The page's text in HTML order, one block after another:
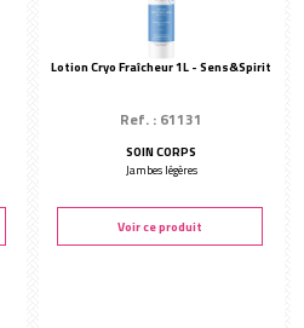
Lotion Cryo Fraîcheur 1L - Sens&Spirit
Ref. : 61131
SOIN CORPS
Jambes légères
Voir ce produit